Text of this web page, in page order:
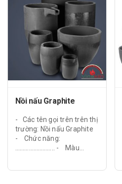
Nồi nấu Graphite
- Các tên gọi trên trên thị
trường: Nồi nấu Graphite
- Chức năng:
…………………….. - Màu...